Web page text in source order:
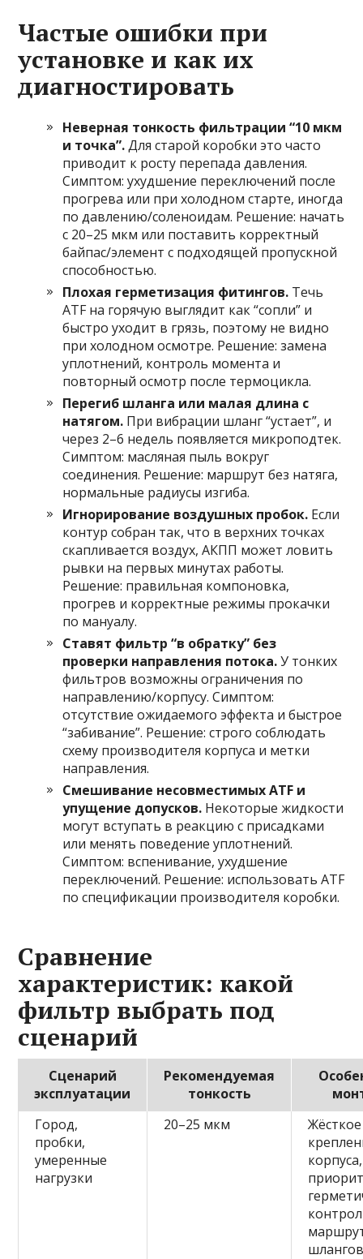
Частые ошибки при
установке и как их
диагностировать
Неверная тонкость фильтрации “10 мкм
и точка”.Для старой коробки это часто
приводит к росту перепада давления.
Симптом: ухудшение переключений после
прогрева или при холодном старте, иногда
по давлению/соленоидам. Решение: начать
с 20–25 мкм или поставить корректный
байпас/элемент с подходящей пропускной
способностью.
Плохая герметизация фитингов. Течь
ATF на горячую выглядит как “сопли” и
быстро уходит в грязь, поэтому не видно
при холодном осмотре. Решение: замена
уплотнений, контроль момента и
повторный осмотр после термоцикла.
Перегиб шланга или малая длина с
натягом. При вибрации шланг “устает”, и
через 2–6 недель появляется микроподтек.
Симптом: масляная пыль вокруг
соединения. Решение: маршрут без натяга,
нормальные радиусы изгиба.
Игнорирование воздушных пробок. Если
контур собран так, что в верхних точках
скапливается воздух, АКПП может ловить
рывки на первых минутах работы.
Решение: правильная компоновка,
прогрев и корректные режимы прокачки
по мануалу.
Ставят фильтр “в обратку” без
проверки направления потока.У тонких
фильтров возможны ограничения по
направлению/корпусу. Симптом:
отсутствие ожидаемого эффекта и быстрое
“забивание”. Решение: строго соблюдать
схему производителя корпуса и метки
направления.
Смешивание несовместимых ATF и
упущение допусков. Некоторые жидкости
могут вступать в реакцию с присадками
или менять поведение уплотнений.
Симптом: вспенивание, ухудшение
переключений. Решение: использовать ATF
по спецификации производителя коробки.
Сравнение
характеристик: какой
фильтр выбрать под
сценарий
Сценарий
эксплуатации
Рекомендуемая
тонкость
Город,
пробки,
умеренные
нагрузки
20–25 мкм
Жёсткое
корпуса,